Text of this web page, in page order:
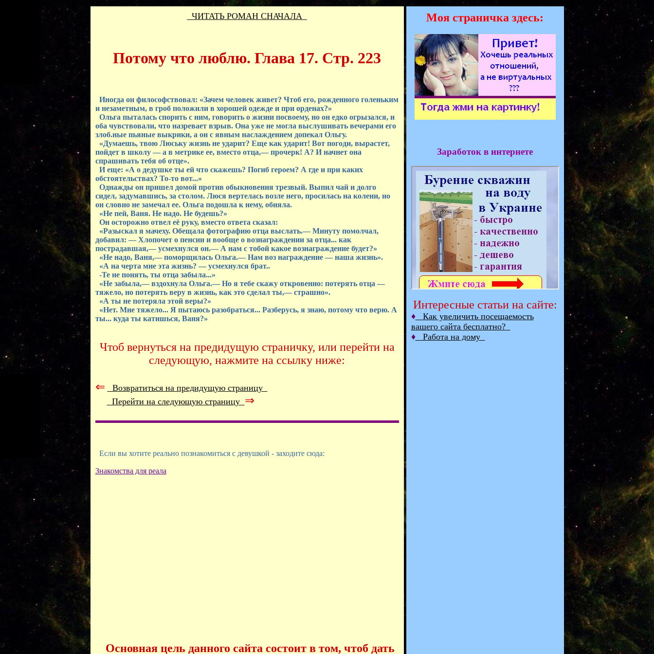
ЧИТАТЬ РОМАН СНАЧАЛА
Потому что люблю. Глава 17. Стр. 223
Иногда он философствовал: «Зачем человек живет? Чтоб его, рожденного голеньким
и незаметным, в гроб положили в хорошей одежде и при орденах?»
Ольга пыталась спорить с ним, говорить о жизни посвоему, но он едко огрызался, и
оба чувствовали, что назревает взрыв. Она уже не могла выслушивать вечерами его
злоб.ные пьяные выкрики, а он с явным наслаждением допекал Ольгу.
«Думаешь, твою Люську жизнь не ударит? Еще как ударит! Вот погоди, вырастет,
пойдет в школу — а в метрике ее, вместо отца,— прочерк! А? И начнет она
спрашивать тебя об отце».
И еще: «А о дедушке ты ей что скажешь? Погиб героем? А где и при каких
обстоятельствах? То-то вот...»
Однажды он пришел домой против обыкновения трезвый. Выпил чай и долго
сидел, задумавшись, за столом. Люся вертелась возле него, просилась на колени, но
он словно не замечал ее. Ольга подошла к нему, обняла.
«Не пей, Ваня. Не надо. Не будешь?»
Он осторожно отвел её руку, вместо ответа сказал:
«Разыскал я мачеху. Обещала фотографию отца выслать.— Минуту помолчал,
добавил: — Хлопочет о пенсии и вообще о вознаграждении за отца... как
пострадавшая,— усмехнулся он.— А нам с тобой какое вознаграждение будет?»
«Не надо, Ваня,— поморщилась Ольга.— Нам воз награждение — наша жизнь».
«А на черта мне эта жизнь? — усмехнулся брат..
-Те не понять, ты отца забыла...»
«Не забыла,— вздохнула Ольга.— Но я тебе скажу откровенно: потерять отца —
тяжело, но потерять веру в жизнь, как это сделал ты,— страшно».
«А ты не потеряла этой веры?»
«Нет. Мне тяжело... Я пытаюсь разобраться... Разберусь, я знаю, потому что верю. А
ты... куда ты катишься, Ваня?»
Чтоб вернуться на предидущую страничку, или перейти на
следующую, нажмите на ссылку ниже:
⇐
Возвратиться на предидущую страницу
Перейти на следующую страницу ⇒
Если вы хотите реально познакомиться с девушкой - заходите сюда:
Знакомства для реала
Основная цель данного сайта состоит в том, чтоб дать
Моя страничка здесь:
Заработок в интернете
Интересные статьи на сайте:
♦Как увеличить посещаемость
вашего сайта бесплатно?
♦Работа на дому